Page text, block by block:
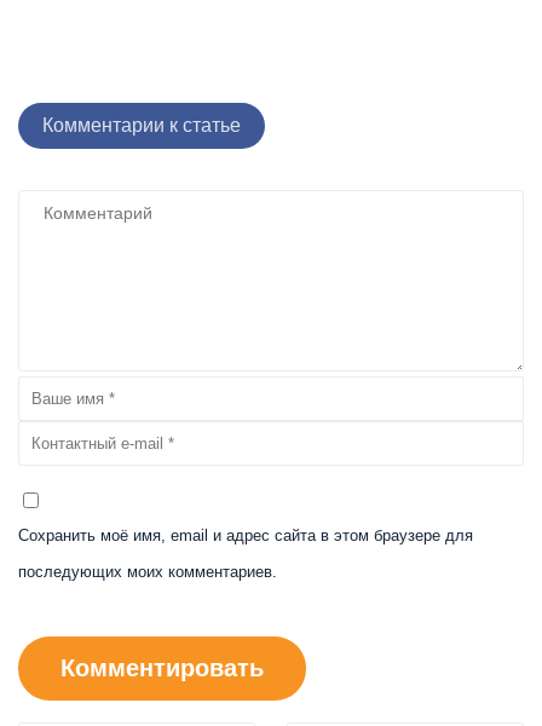
Комментарии к статье
Сохранить моё имя, email и адрес сайта в этом браузере для
последующих моих комментариев.